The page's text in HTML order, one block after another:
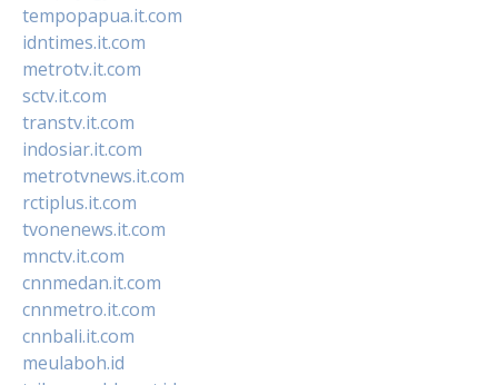
tempopapua.it.com
idntimes.it.com
metrotv.it.com
sctv.it.com
transtv.it.com
indosiar.it.com
metrotvnews.it.com
rctiplus.it.com
tvonenews.it.com
mnctv.it.com
cnnmedan.it.com
cnnmetro.it.com
cnnbali.it.com
meulaboh.id